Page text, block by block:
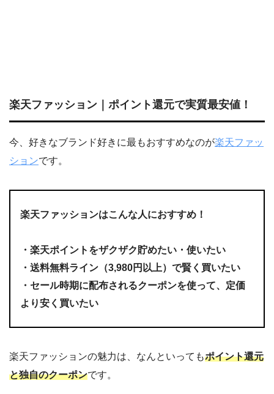
楽天ファッション｜ポイント還元で実質最安値！
今、好きなブランド好きに最もおすすめなのが楽天ファッ
ションです。
楽天ファッションはこんな人におすすめ！
・楽天ポイントをザクザク貯めたい・使いたい
・ 送料無料ライン（3,980円以上）で賢く買いたい
・セール時期に配布されるクーポンを使って、定価
より安く買いたい
楽天ファッションの魅力は、なんといってもポイント還元
と独自のクーポンです。